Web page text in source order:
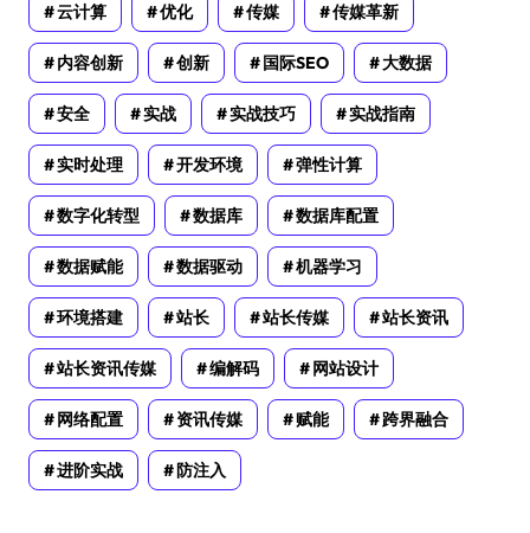
云计算 优化 传媒 传媒革新
内容创新 创新 国际SEO 大数据
安全 实战 实战技巧 实战指南
实时处理 开发环境 弹性计算
数字化转型 数据库 数据库配置
数据赋能 数据驱动 机器学习
环境搭建 站长 站长传媒 站长资讯
站长资讯传媒 编解码 网站设计
网络配置 资讯传媒 赋能 跨界融合
进阶实战 防注入